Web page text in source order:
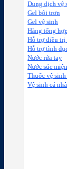
Dung dịch vệ
Gel bôi trơn
Gel vệ sinh
Hàng tổng hợp
Hỗ trợ điều
Hỗ trợ tình
Nước rửa tay
Nước súc
Thuốc vệ
Vệ sinh cá